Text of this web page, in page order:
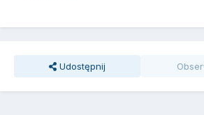
Udostępnij